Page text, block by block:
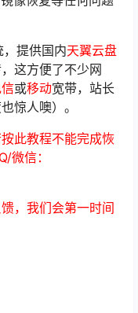
提供国内天翼云盘
这方便了不少网
或移动宽带，站长
惊人噢）。
此教程不能完成恢
微信：
，我们会第一时间